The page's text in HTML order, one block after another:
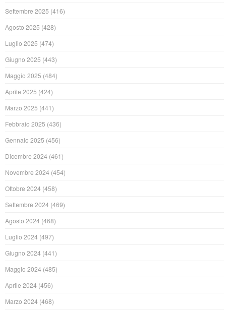
Settembre 2025 (416)
Agosto 2025 (428)
Luglio 2025 (474)
Giugno 2025 (443)
Maggio 2025 (484)
Aprile 2025 (424)
Marzo 2025 (441)
Febbraio 2025 (436)
Gennaio 2025 (456)
Dicembre 2024 (461)
Novembre 2024 (454)
Ottobre 2024 (458)
Settembre 2024 (469)
Agosto 2024 (468)
Luglio 2024 (497)
Giugno 2024 (441)
Maggio 2024 (485)
Aprile 2024 (456)
Marzo 2024 (468)